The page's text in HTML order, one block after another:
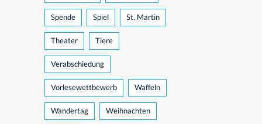
Spende Spiel St. Martin
Theater Tiere
Verabschiedung
Vorlesewettbewerb Waffeln
Wandertag Weihnachten